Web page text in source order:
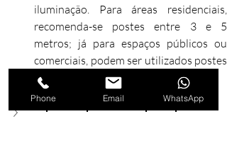
iluminação. Para áreas residenciais,
recomenda-se postes entre 3 e 5
metros; já para espaços públicos ou
comerciais, podem ser utilizados postes
de até 8 metros.
O poste Square é adequado para
Phone Email WhatsApp